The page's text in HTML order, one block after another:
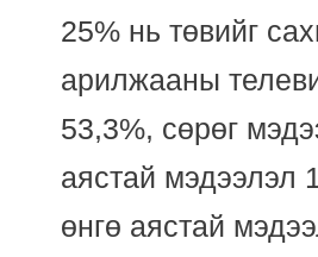
25% нь төвийг
арилжааны
53,3%, сөрөг
аястай мэдээлэл
өнгө аястай